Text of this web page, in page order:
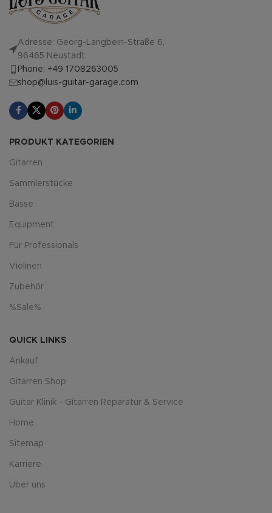
Adresse: Georg-Langbein-Straße 6,
96465 Neustadt
Phone: +49 1708263005
shop@luis-guitar-garage.com
PRODUKT KATEGORIEN
Gitarren
Sammlerstücke
Bässe
Equipment
Für Professionals
Violinen
Zubehör
%Sale%
QUICK LINKS
Ankauf
Gitarren Shop
Guitar Klinik - Gitarren Reparatur & Service
Home
Sitemap
Karriere
Über uns